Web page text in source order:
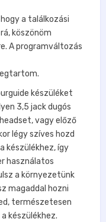
a találkozási
köszönöm
A programváltozás
készüléket
3,5 jack dugós
vagy előző
légy szíves hozd
készülékhez, így
használatos
a környezetünk
magaddal hozni
természetesen
készülékhez.